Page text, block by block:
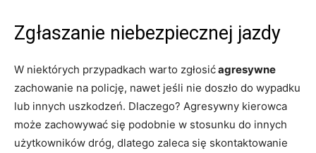
Zgłaszanie niebezpiecznej jazdy
W niektórych przypadkach warto zgłosićagresywne
zachowanie na policję, nawet jeśli nie doszło do wypadku
lub innych uszkodzeń. Dlaczego? Agresywny kierowca
może zachowywać się podobnie w stosunku do innych
użytkowników dróg, dlatego zaleca się skontaktowanie